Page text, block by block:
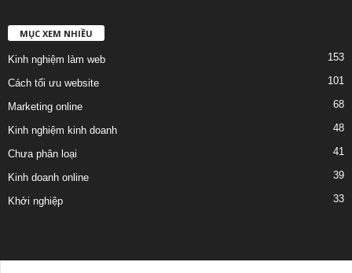
MỤC XEM NHIỀU
Kinh nghiệm làm web 153
Cách tối ưu website 101
Marketing online 68
Kinh nghiệm kinh doanh 48
Chưa phân loại 41
Kinh doanh online 39
Khởi nghiệp 33